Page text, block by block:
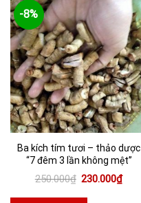
-8%
Ba kích tím tươi – thảo dược
“7 đêm 3 lần không mệt”
250.000₫ Giá
là:
230.000₫Giá
hiện